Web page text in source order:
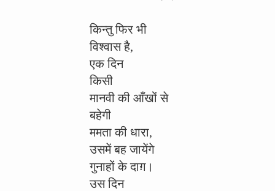
किन्तु फिर भी
विश्वास है,
एक दिन
किसी
मानवी की आँखों से
बहेगी
ममता की धारा,
उसमें बह जायेंगे
गुनाहों के दाग़।
उस दिन